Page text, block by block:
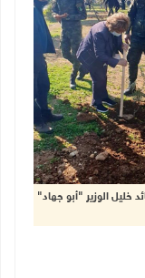
خليل الوزير "أبو جهاد"